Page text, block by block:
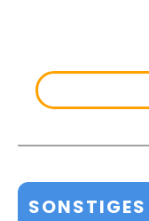
SONSTIGES